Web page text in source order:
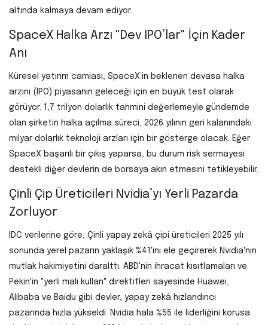
altında kalmaya devam ediyor.
SpaceX Halka Arzı "Dev IPO’lar" İçin Kader
Anı
Küresel yatırım camiası, SpaceX’in beklenen devasa halka
arzını (IPO) piyasanın geleceği için en büyük test olarak
görüyor. 1,7 trilyon dolarlık tahmini değerlemeyle gündemde
olan şirketin halka açılma süreci, 2026 yılının geri kalanındaki
milyar dolarlık teknoloji arzları için bir gösterge olacak. Eğer
SpaceX başarılı bir çıkış yaparsa, bu durum risk sermayesi
destekli diğer devlerin de borsaya akın etmesini tetikleyebilir.
Çinli Çip Üreticileri Nvidia’yı Yerli Pazarda
Zorluyor
IDC verilerine göre, Çinli yapay zekâ çipi üreticileri 2025 yılı
sonunda yerel pazarın yaklaşık %41'ini ele geçirerek Nvidia'nın
mutlak hakimiyetini daralttı. ABD'nin ihracat kısıtlamaları ve
Pekin'in "yerli malı kullan" direktifleri sayesinde Huawei,
Alibaba ve Baidu gibi devler, yapay zekâ hızlandırıcı
pazarında hızla yükseldi. Nvidia hala %55 ile liderliğini korusa